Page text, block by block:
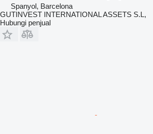
Spanyol, Barcelona
GUTINVEST INTERNATIONAL ASSETS S.L,
Hubungi penjual